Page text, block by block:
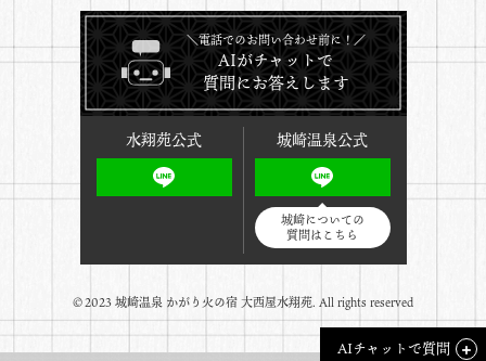
AIチャットで質問
＼電話でのお問い合わせ前に！／
AIがチャットで
質問にお答えします
水翔苑公式 城崎温泉公式
城崎についての
質問はこちら
©️2023 城崎温泉 かがり火の宿 大西屋水翔苑. All rights reserved